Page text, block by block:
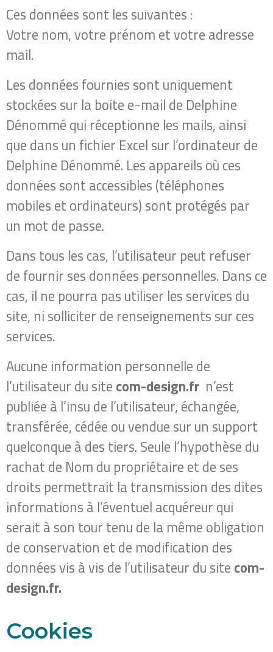
Ces données sont les suivantes :
Votre nom, votre prénom et votre adresse
mail.
Les données fournies sont uniquement
stockées sur la boite e-mail de Delphine
Dénommé qui réceptionne les mails, ainsi
que dans un fichier Excel sur l’ordinateur de
Delphine Dénommé​. Les appareils où ces
données sont accessibles (téléphones
mobiles et ordinateurs) sont protégés par
un mot de passe.
Dans tous les cas, l’utilisateur peut refuser
de fournir ses données personnelles. Dans ce
cas, il ne pourra pas utiliser les services du
site, ni solliciter de renseignements sur ces
services.
Aucune information personnelle de
l’utilisateur du site ​ com-design.fr ​ n’est
publiée à l’insu de l’utilisateur, échangée,
transférée, cédée ou vendue sur un support
quelconque à des tiers. Seule l’hypothèse du
rachat de ​Nom du propriétaire et de ses
droits permettrait la transmission des dites
informations à l’éventuel acquéreur qui
serait à son tour tenu de la même obligation
de conservation et de modification des
données vis à vis de l’utilisateur du site ​ com-
design.fr.
Cookies